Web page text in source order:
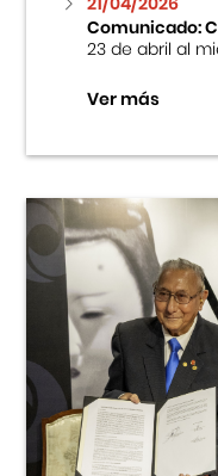
Teatro
Comunicado:
23 de abril al
Ver más